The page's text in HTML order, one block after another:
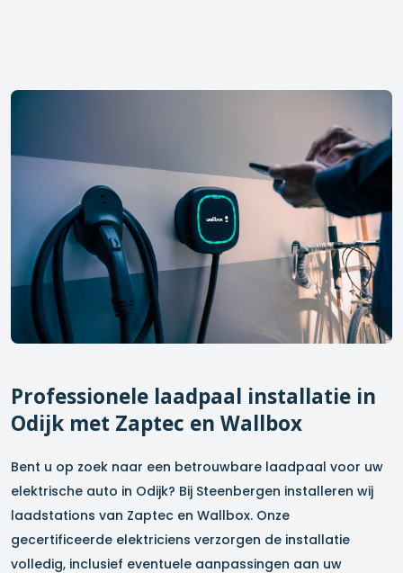
Professionele laadpaal installatie in
Odijk met Zaptec en Wallbox
Bent u op zoek naar een betrouwbare laadpaal voor uw
elektrische auto in Odijk? Bij Steenbergen installeren wij
laadstations van Zaptec en Wallbox. Onze
gecertificeerde elektriciens verzorgen de installatie
volledig, inclusief eventuele aanpassingen aan uw